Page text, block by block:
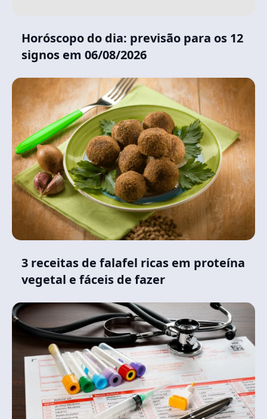
Horóscopo do dia: previsão para os 12
signos em 06/08/2026
3 receitas de falafel ricas em proteína
vegetal e fáceis de fazer